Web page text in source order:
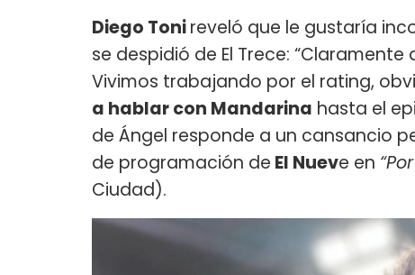
Diego Tonireveló que le gustaría
se despidió de El Trece: “Claramente
Vivimos trabajando por el rating,
a hablar con Mandarina hasta el
de Ángel responde a un cansancio
de programación de El Nueve en
Ciudad).